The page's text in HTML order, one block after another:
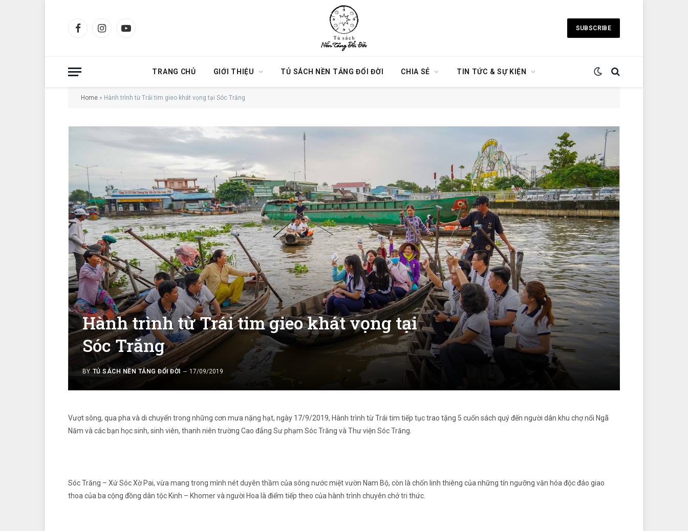
FacebookInstagramYouTube
SUBSCRIBE
TRANG CHỦ GIỚI THIỆU TỦ SÁCH NỀN TẢNG ĐỔI ĐỜI CHIA SẺ TIN TỨC & SỰ KIỆN
Home » Hành trình từ Trái tim gieo khát vọng tại Sóc Trăng
Hành trình từ Trái tim gieo khát vọng tại
Sóc Trăng
BY TỦ SÁCH NỀN TẢNG ĐỔI ĐỜI 17/09/2019
Vượt sông, qua pha và di chuyển trong những cơn mưa nặng hạt, ngày 17/9/2019, Hành trình từ Trái tim tiếp tục trao tặng 5 cuốn sách quý đến người dân khu chợ nổi Ngã
Năm và các bạn học sinh, sinh viên, thanh niên trường Cao đẳng Sư phạm Sóc Trăng và Thư viện Sóc Trăng.
Sóc Trăng – Xứ Sóc Xờ Pai, vừa mang trong mình nét duyên thầm của sông nước miệt vườn Nam Bộ, còn là chốn linh thiêng của những tín ngưỡng văn hóa độc đáo giao
thoa của ba cộng đồng dân tộc Kinh – Khomer và người Hoa là điểm tiếp theo của hành trình chuyên chở tri thức.